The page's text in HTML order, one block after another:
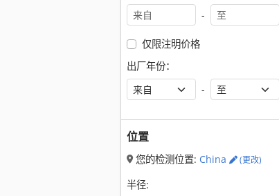
-
仅限注明价格
出厂年份：
-
位置
您的检测位置: China (更改)
半径: